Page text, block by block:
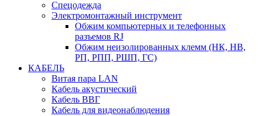
Спецодежда
Электромонтажный инструмент
Обжим компьютерных и телефонных
разъемов RJ
Обжим неизолированных клемм (НК, НВ,
РП, РПП, РШП, ГС)
КАБЕЛЬ
Витая пара LAN
Кабель акустический
Кабель ВВГ
Кабель для видеонаблюдения